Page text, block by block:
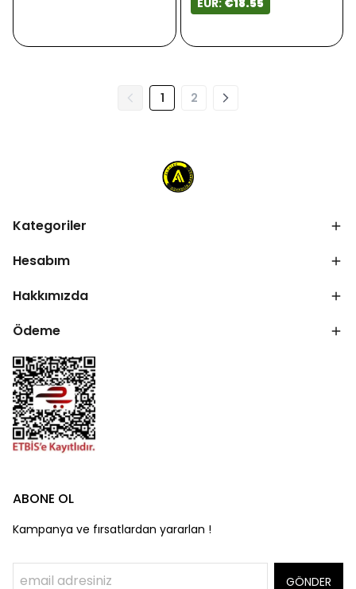
EUR: €18.55
1 2
Kategoriler
Hesabım
Hakkımızda
Ödeme
ABONE OL
Kampanya ve fırsatlardan yararlan !
GÖNDER